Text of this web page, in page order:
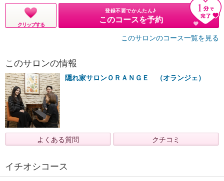
クリップする
登録不要でかんたん♪
このコースを予約
このサロンのコース一覧を見る
このサロンの情報
隠れ家サロンＯＲＡＮＧＥ （オランジェ）
よくある質問 クチコミ
イチオシコース